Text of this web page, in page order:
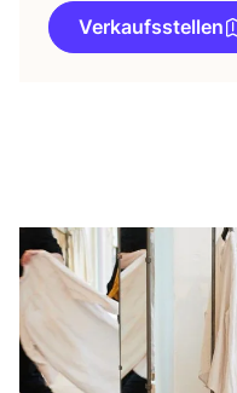
Verkaufsstellen